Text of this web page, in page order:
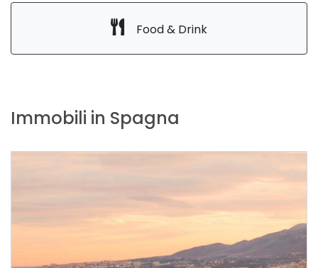
Food & Drink
Immobili in Spagna